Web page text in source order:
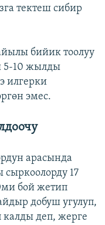
тектеш сибир
бийик тоолуу
5-10 жылды
илгерки
эмес.
арасында
17
бой жетип
добуш угулуп,
калды деп, жерге